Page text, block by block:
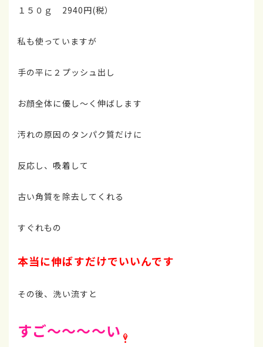
１５０ｇ 2940円(税）
私も使っていますが
手の平に２プッシュ出し
お顔全体に優し～く伸ばします
汚れの原因のタンパク質だけに
反応し、吸着して
古い角質を除去してくれる
すぐれもの
本当に伸ばすだけでいいんです
その後、洗い流すと
すご～～～～い